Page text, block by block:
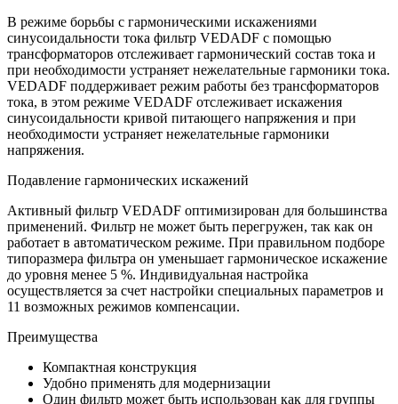
В режиме борьбы с гармоническими искажениями
синусоидальности тока фильтр VEDADF с помощью
трансформаторов отслеживает гармонический состав тока и
при необходимости устраняет нежелательные гармоники тока.
VEDADF поддерживает режим работы без трансформаторов
тока, в этом режиме VEDADF отслеживает искажения
синусоидальности кривой питающего напряжения и при
необходимости устраняет нежелательные гармоники
напряжения.
Подавление гармонических искажений
Активный фильтр VEDADF оптимизирован для большинства
применений. Фильтр не может быть перегружен, так как он
работает в автоматическом режиме. При правильном подборе
типоразмера фильтра он уменьшает гармоническое искажение
до уровня менее 5 %. Индивидуальная настройка
осуществляется за счет настройки специальных параметров и
11 возможных режимов компенсации.
Преимущества
Компактная конструкция
Удобно применять для модернизации
Один фильтр может быть использован как для группы